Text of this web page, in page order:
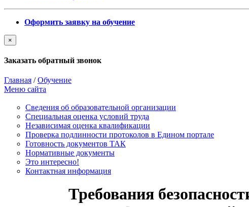
Оформить заявку на обучение
×
Заказать обратный звонок
Главная /Обучение
Меню сайта
Сведения об образовательной организации
Cпециальная оценка условий труда
Независимая оценка квалификации
Проверка подлинности протоколов в Едином портале
Готовность документов ТАК
Нормативные документы
Это интересно!
Контактная информация
Требования